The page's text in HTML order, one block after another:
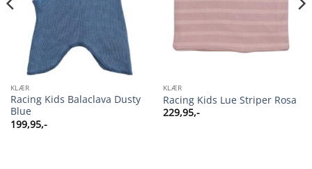
KLÆR
Racing Kids Balaclava Dusty
Blue
199,95,-
KLÆR
Racing Kids Lue Striper Rosa
229,95,-